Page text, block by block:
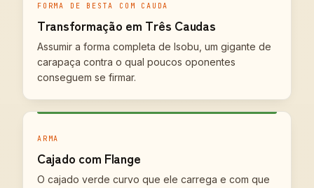
FORMA DE BESTA COM CAUDA
Transformação em Três Caudas
Assumir a forma completa de Isobu, um gigante de
carapaça contra o qual poucos oponentes
conseguem se firmar.
ARMA
Cajado com Flange
O cajado verde curvo que ele carrega e com que